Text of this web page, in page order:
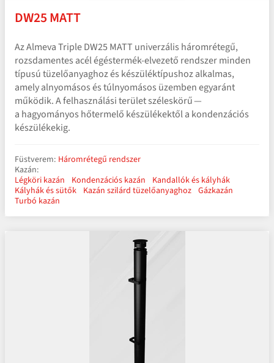
DW25 MATT
Az Almeva Triple DW25 MATT univerzális háromrétegű,
rozsdamentes acél égéstermék-elvezető rendszer minden
típusú tüzelőanyaghoz és készüléktípushoz alkalmas,
amely alnyomásos és túlnyomásos üzemben egyaránt
működik. A felhasználási terület széleskörű —
a hagyományos hőtermelő készülékektől a kondenzációs
készülékekig.
Füstverem: Háromrétegű rendszer
Kazán:
Légköri kazán
Kondenzációs kazán
Kandallók és kályhák
Kályhák és sütők Kazán szilárd tüzelőanyaghoz Gázkazán
Turbó kazán